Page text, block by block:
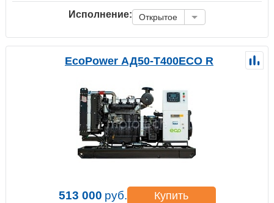
Исполнение: Открытое
EcoPower АД50-T400ECO R
513 000 руб. Купить